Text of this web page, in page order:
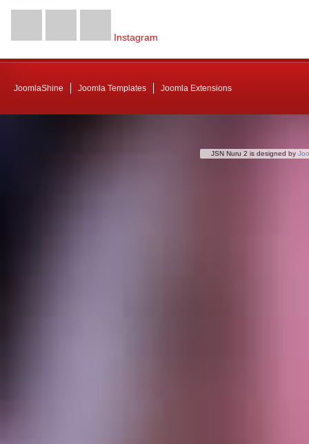
Instagram
JoomlaShine Joomla Templates Joomla Extensions
JSN Nuru 2 is designed by